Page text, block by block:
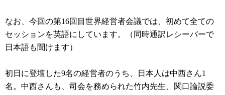
なお、今回の第16回目世界経営者会議では、初めて全ての
セッションを英語にしています。（同時通訳レシーバーで
日本語も聞けます）
初日に登壇した9名の経営者のうち、日本人は中西さん1
名。中西さんも、司会を務められた竹内先生、関口論説委